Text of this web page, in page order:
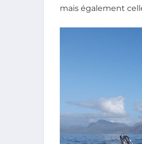
mais également